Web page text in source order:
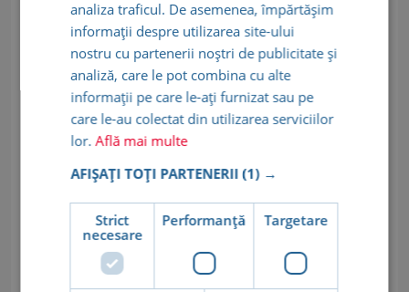
450.00 lei
ELECTROCAUTERIZARE CU RADIOFRECVENTA
PAPILOAME, MOLUSCUM CONTAGIOSUM/ LEZIUNE
300.00 lei
FIBROASA A NASULUI/LEZIUNE
450.00 lei
analiza traficul. De asemenea, împărtășim
informații despre utilizarea site-ului
nostru cu partenerii noștri de publicitate și
analiză, care le pot combina cu alte
informații pe care le-ați furnizat sau pe
care le-au colectat din utilizarea serviciilor
lor.Află mai multe
AFIȘAȚI TOȚI PARTENERII(1) →
Strict
necesare
Performanță Targetare